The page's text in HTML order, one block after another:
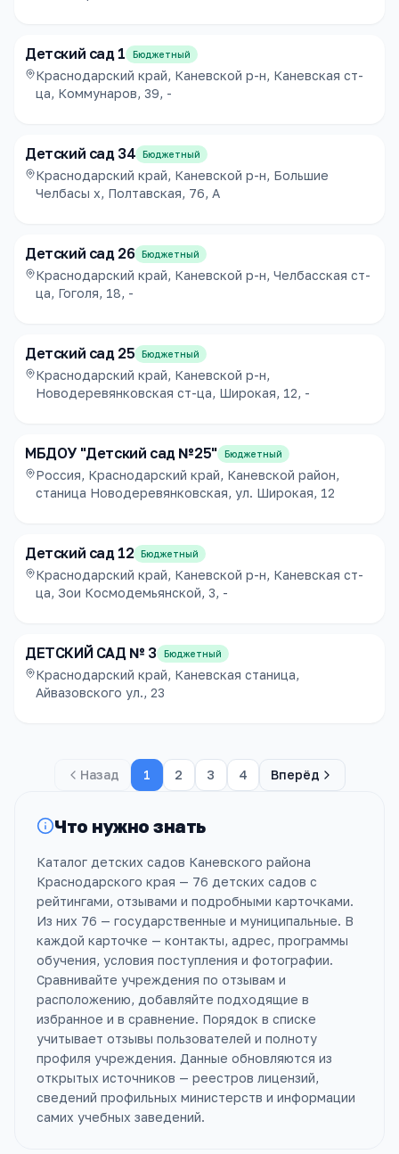
Детский сад 1 Бюджетный
Краснодарский край, Каневской р-н, Каневская ст-
ца, Коммунаров, 39, -
Детский сад 34 Бюджетный
Краснодарский край, Каневской р-н, Большие
Челбасы х, Полтавская, 76, А
Детский сад 26 Бюджетный
Краснодарский край, Каневской р-н, Челбасская ст-
ца, Гоголя, 18, -
Детский сад 25 Бюджетный
Краснодарский край, Каневской р-н,
Новодеревянковская ст-ца, Широкая, 12, -
МБДОУ "Детский сад №25" Бюджетный
Россия, Краснодарский край, Каневской район,
станица Новодеревянковская, ул. Широкая, 12
Детский сад 12 Бюджетный
Краснодарский край, Каневской р-н, Каневская ст-
ца, Зои Космодемьянской, 3, -
ДЕТСКИЙ САД № 3 Бюджетный
Краснодарский край, Каневская станица,
Айвазовского ул., 23
Назад 1 2 3 4 Вперёд
Что нужно знать
Каталог детских садов Каневского района
Краснодарского края — 76 детских садов с
рейтингами, отзывами и подробными карточками.
Из них 76 — государственные и муниципальные. В
каждой карточке — контакты, адрес, программы
обучения, условия поступления и фотографии.
Сравнивайте учреждения по отзывам и
расположению, добавляйте подходящие в
избранное и в сравнение. Порядок в списке
учитывает отзывы пользователей и полноту
профиля учреждения. Данные обновляются из
открытых источников — реестров лицензий,
сведений профильных министерств и информации
самих учебных заведений.